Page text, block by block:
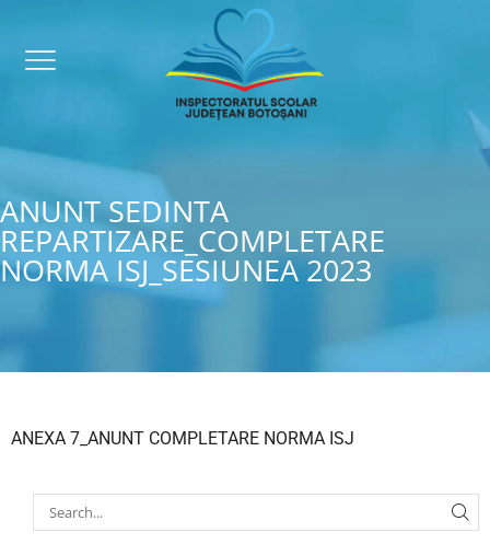
ANUNT SEDINTA
REPARTIZARE_COMPLETARE
NORMA ISJ_SESIUNEA 2023
ANEXA 7_ANUNT COMPLETARE NORMA ISJ